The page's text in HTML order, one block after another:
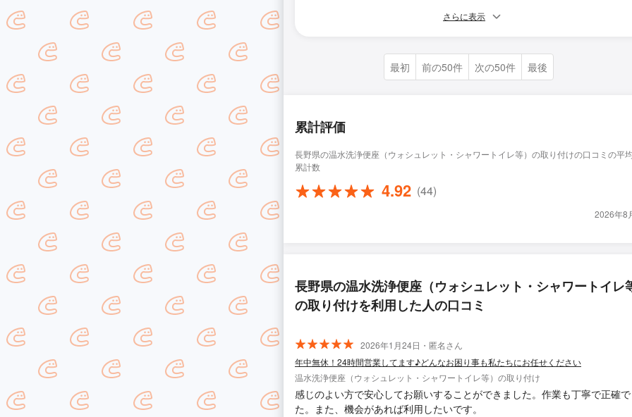
さらに表示
最初 前の50件 次の50件 最後
累計評価
長野県の温水洗浄便座（ウォシュレット・シャワートイレ等）の取り付けの口コミの平
累計数
4.92 (44)
2026年8
長野県の温水洗浄便座（ウォシュレット・シャワートイレ
の取り付けを利用した人の口コミ
2026年1月24日・匿名さん
年中無休！24時間営業してます♪どんなお困り事も私たちにお任せください
温水洗浄便座（ウォシュレット・シャワートイレ等）の取り付け
感じのよい方で安心してお願いすることができました。作業も丁寧で正確
た。また、機会があれば利用したいです。